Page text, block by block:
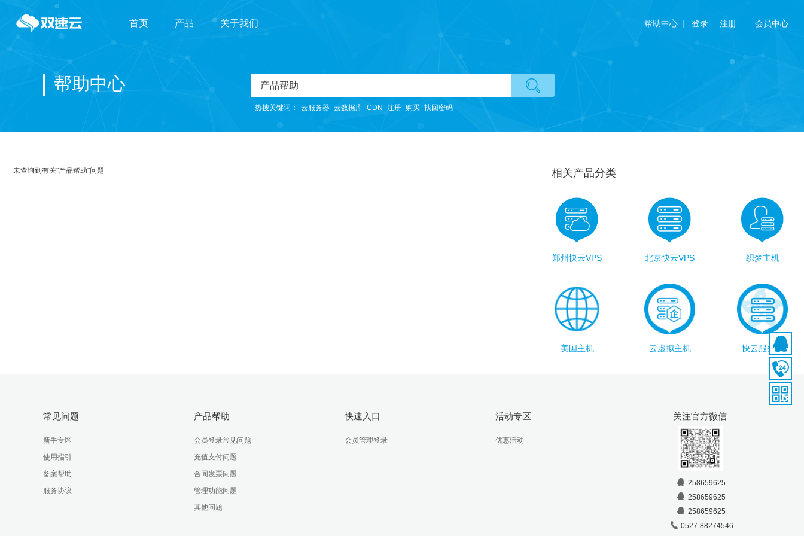
首页 产品
域名主机
适用于初期网站使用。
香港主机
关于我们 帮助中心 登录 注册 会员中心
帮助中心
热搜关键词： 云服务器 云数据库 CDN 注册 购买 找回密码
未查询到有关"产品帮助"问题 相关产品分类
郑州快云VPS 北京快云VPS 织梦主机
美国主机 云虚拟主机 快云服务器
常见问题
新手专区
使用指引
备案帮助
服务协议
产品帮助
会员登录常见问题
充值支付问题
合同发票问题
管理功能问题
其他问题
快速入口
会员管理登录
活动专区
优惠活动
关注官方微信
258659625
258659625
258659625
0527-88274546